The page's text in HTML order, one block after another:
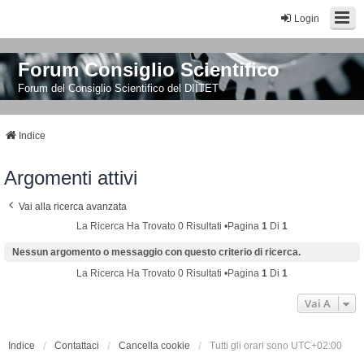
Login
Forum Consiglio Scientifico
Forum del Consiglio Scientifico del DIITET
Indice
Argomenti attivi
Vai alla ricerca avanzata
La Ricerca Ha Trovato 0 Risultati •Pagina 1 Di 1
Nessun argomento o messaggio con questo criterio di ricerca.
La Ricerca Ha Trovato 0 Risultati •Pagina 1 Di 1
Vai A
Indice Contattaci Cancella cookie Tutti gli orari sono UTC+02:00